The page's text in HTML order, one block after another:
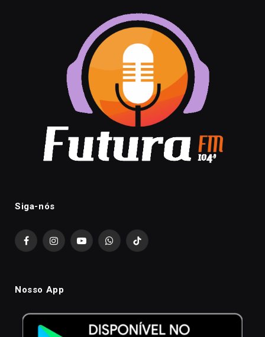
Siga-nós
FacebookInstagramYouTubeWhatsAppTikTok
Nosso App